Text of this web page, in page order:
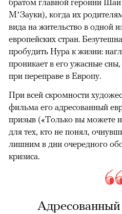
М’Зауки), когда их
вида на жительство в одной
европейских стран.
пробудить Нура к жизни:
проникает в его ужасные
при переправе в Европу.
При всей скромности
фильма его адресованный
призыв («Только вы можете
для тех, кто не понял,
лишним в дни очередного
кризиса.